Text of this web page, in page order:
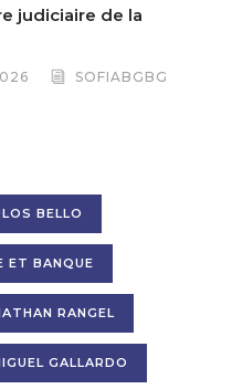
judiciaire de la
SOFIABGBG
BELLO
ET BANQUE
RANGEL
GALLARDO